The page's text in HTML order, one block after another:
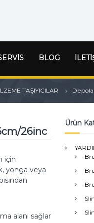
BLOG
TAŞIYICILAR
26inc
için
yonga veya
alanı sağlar
Ürün